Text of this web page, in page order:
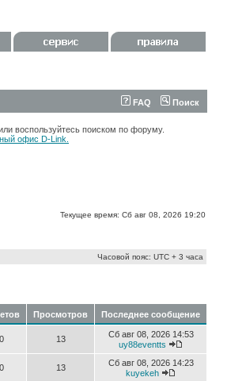
FAQ Поиск
или воспользуйтесь поиском по форуму.
офис D-Link.
Текущее время: Сб авг 08, 2026 19:20
Часовой пояс: UTC + 3 часа
Просмотров Последнее сообщение
0 13
Сб авг 08, 2026 14:53
uy88eventts
0 13
Сб авг 08, 2026 14:23
kuyekeh